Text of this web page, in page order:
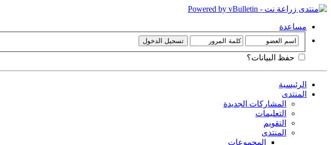
مساعدة
حفظ البيانات؟
الرئيسية
المنتدى
المشاركات الجديدة
التعليمات
التقويم
المنتدى
المجموعات